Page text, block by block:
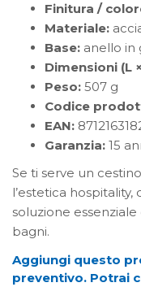
Finitura /
Materiale:
Base: anello in
Dimensioni (L
Peso: 507 g
Codice
EAN:
Garanzia: 15
Se ti serve un
l’estetica hospitality,
soluzione
bagni.
Aggiungi questo
preventivo. Potrai